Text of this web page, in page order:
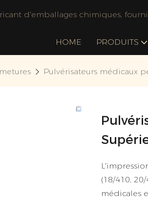
d'emballages chimiques,
HOME PRODUITS
Pulvérisateurs médicaux
(18/410,
médicales